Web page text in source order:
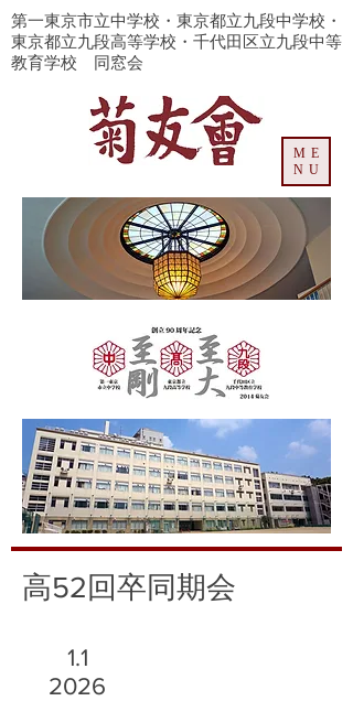
ME
NU
​第一東京市立中学校・東京都立九段中学校・
東京都立九段高等学校・千代田区立九段中等
教育学校 同窓会
高52 回卒同期会
1.1
2026